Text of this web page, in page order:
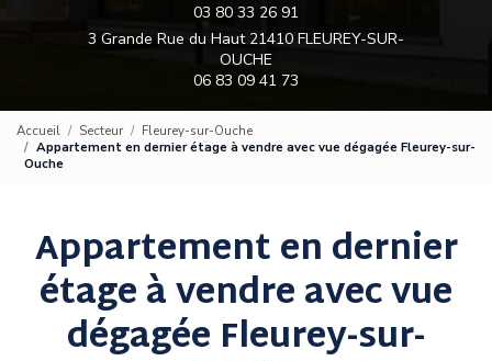
03 80 33 26 91
3 Grande Rue du Haut 21410 FLEUREY-SUR-
OUCHE
06 83 09 41 73
Accueil Secteur
Fleurey-sur-Ouche
Appartement en dernier étage à vendre avec vue dégagée Fleurey-sur-
Ouche
Appartement en dernier
étage à vendre avec vue
dégagée Fleurey-sur-